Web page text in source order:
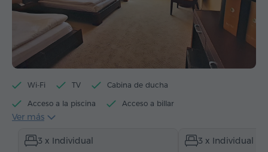
Wi-Fi TV Cabina de ducha
Acceso a la piscina Acceso a billar
Hervidor eléctrico
Allbornoz Pantuflas Secador de pelo
Ver más
3 x Individual
3 x Individual